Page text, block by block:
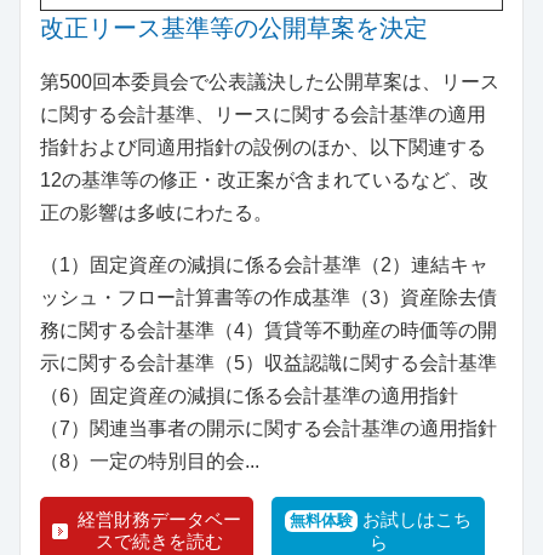
改正リース基準等の公開草案を決定
第500回本委員会で公表議決した公開草案は、リース
に関する会計基準、リースに関する会計基準の適用
指針および同適用指針の設例のほか、以下関連する
12の基準等の修正・改正案が含まれているなど、改
正の影響は多岐にわたる。
（1）固定資産の減損に係る会計基準（2）連結キャ
ッシュ・フロー計算書等の作成基準（3）資産除去債
務に関する会計基準（4）賃貸等不動産の時価等の開
示に関する会計基準（5）収益認識に関する会計基準
（6）固定資産の減損に係る会計基準の適用指針
（7）関連当事者の開示に関する会計基準の適用指針
（8）一定の特別目的会...
経営財務データベー
スで続きを読む
無料体験 お試しはこち
ら